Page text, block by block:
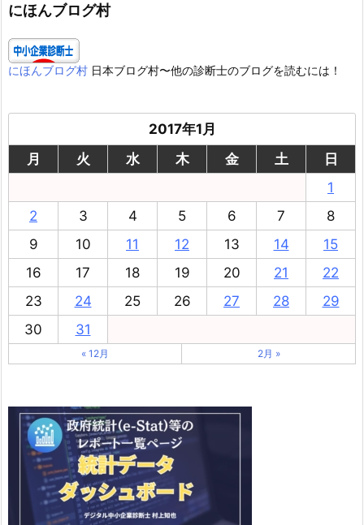
ー
にほんブログ村
にほんブログ村 日本ブログ村〜他の診断士のブログを読むには！
2017年1月
月
火 水 木 金 土
日
1
2
3 4 5 6 7
8
9
10 11 12 13 14
15
16
17 18 19 20 21
22
23
24 25 26 27 28
29
30
31
« 12月 2月 »